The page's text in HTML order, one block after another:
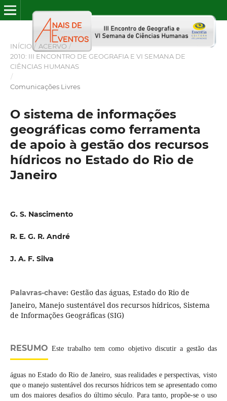
INÍCIO / ACERVO /
2010: III ENCONTRO DE GEOGRAFIA E VI SEMANA DE
CIÊNCIAS HUMANAS
/
Comunicações Livres
O sistema de informações
geográficas como ferramenta
de apoio à gestão dos recursos
hídricos no Estado do Rio de
Janeiro
G. S. Nascimento
R. E. G. R. André
J. A. F. Silva
Palavras-chave: Gestão das águas, Estado do Rio de
Janeiro, Manejo sustentável dos recursos hídricos, Sistema
de Informações Geográficas (SIG)
RESUMO Este trabalho tem como objetivo discutir a gestão das
águas no Estado do Rio de Janeiro, suas realidades e perspectivas, visto
que o manejo sustentável dos recursos hídricos tem se apresentado como
um dos maiores desafios do último século. Para tanto, propõe-se o uso